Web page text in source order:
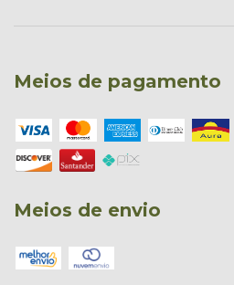
Meios de pagamento
Meios de envio